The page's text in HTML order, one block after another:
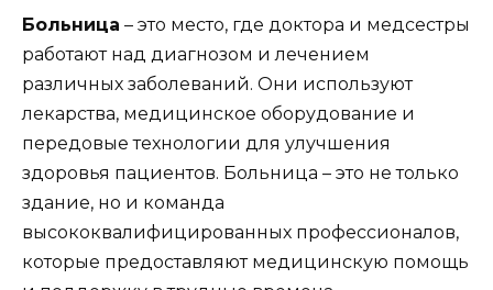
Больница – это место, где доктора и медсестры
работают над диагнозом и лечением
различных заболеваний. Они используют
лекарства, медицинское оборудование и
передовые технологии для улучшения
здоровья пациентов. Больница – это не только
здание, но и команда
высококвалифицированных профессионалов,
которые предоставляют медицинскую помощь